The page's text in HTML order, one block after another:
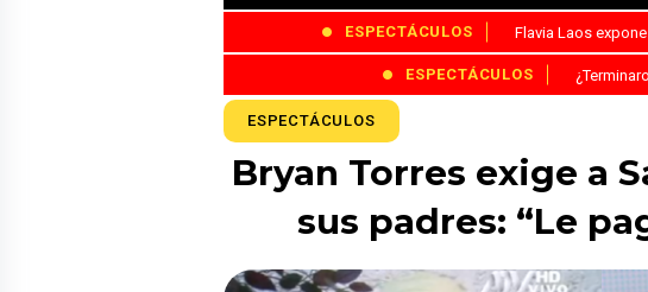
ESPECTÁCULOS Flavia Laos
ESPECTÁCULOS
ESPECTÁCULOS
Bryan Torres exige a
sus padres: “Le